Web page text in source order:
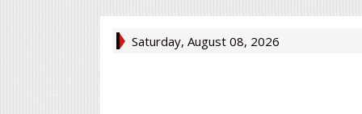
Saturday, August 08, 2026